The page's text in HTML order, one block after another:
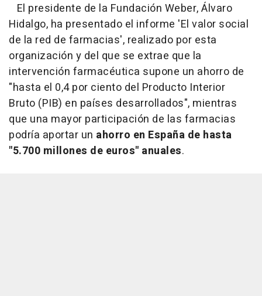
El presidente de la Fundación Weber, Álvaro
Hidalgo, ha presentado el informe 'El valor social
de la red de farmacias', realizado por esta
organización y del que se extrae que la
intervención farmacéutica supone un ahorro de
"hasta el 0,4 por ciento del Producto Interior
Bruto (PIB) en países desarrollados", mientras
que una mayor participación de las farmacias
podría aportar un ahorro en España de hasta
"5.700 millones de euros" anuales.